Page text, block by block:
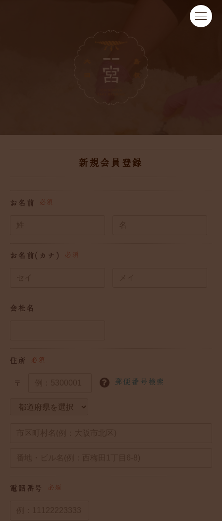
新規会員登録
お名前 必須
お名前(カナ) 必須
会社名
住所 必須
〒 郵便番号検索
電話番号 必須